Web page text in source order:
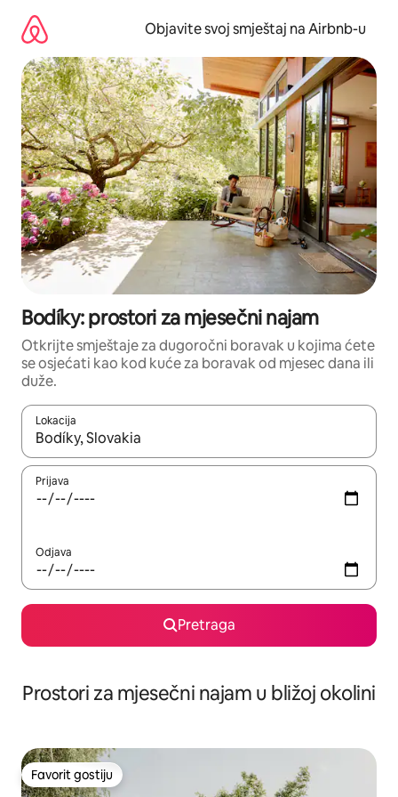
sadržaj
Objavite svoj smještaj na Airbnb-u
Bodíky: prostori za mjesečni najam
Otkrijte smještaje za dugoročni boravak u kojima ćete
se osjećati kao kod kuće za boravak od mjesec dana ili
duže.
Lokacija
Kad su rezultati dostupni, možete da se krećete kroz njih
Prijava
Odjava
Pretraga
Prostori za mjesečni najam u bližoj okolini
Favorit gostiju
Favorit gostiju